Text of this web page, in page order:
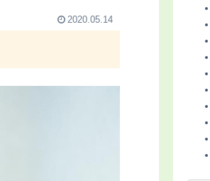
2020.05.14